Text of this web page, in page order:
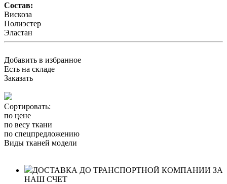
Состав:
Вискоза
Полиэстер
Эластан
Добавить в избранное
Есть на складе
Заказать
Сортировать:
по цене
по весу ткани
по спецпредложению
Виды тканей модели
ДОСТАВКА ДО ТРАНСПОРТНОЙ КОМПАНИИ ЗА
НАШ СЧЕТ